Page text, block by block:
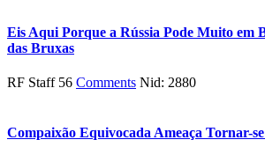
Eis Aqui Porque a Rússia Pode Muito em
das Bruxas
RF Staff 56 Comments Nid: 2880
Compaixão Equivocada Ameaça Tornar-